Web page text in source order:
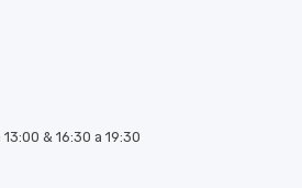
13:00 & 16:30 a 19:30